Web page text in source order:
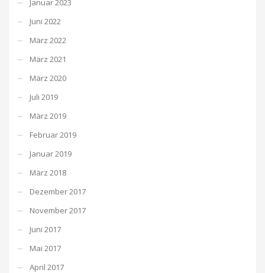
Januar 2023
Juni 2022
März 2022
März 2021
März 2020
Juli 2019
März 2019
Februar 2019
Januar 2019
März 2018
Dezember 2017
November 2017
Juni 2017
Mai 2017
April 2017